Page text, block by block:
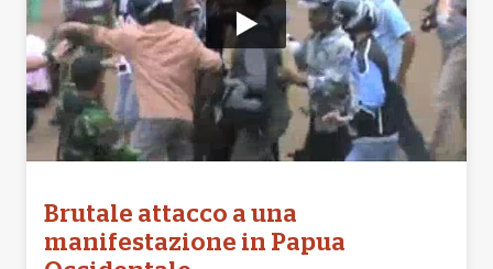
Brutale attacco a una
manifestazione in Papua